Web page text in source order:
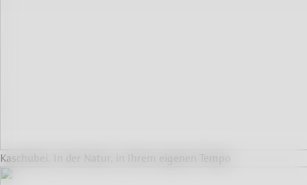
Kaschubei. In der Natur, in Ihrem eigenen Tempo